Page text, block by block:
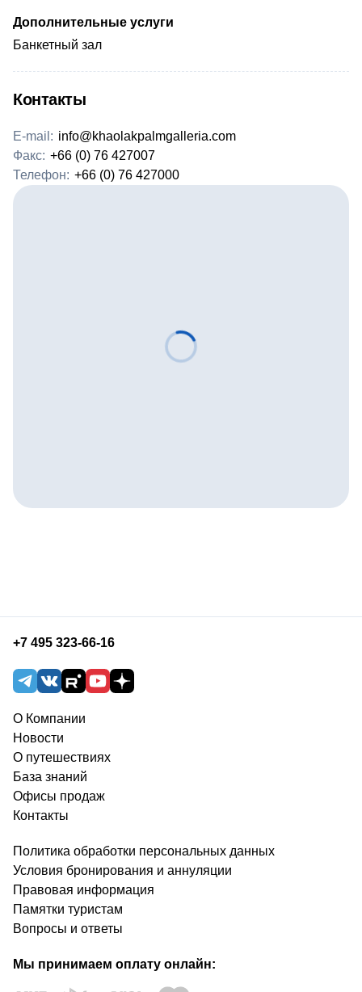
Дополнительные услуги
Банкетный зал
Контакты
E-mail: info@khaolakpalmgalleria.com
Факс: +66 (0) 76 427007
Телефон: +66 (0) 76 427000
+7 495 323-66-16
О Компании
Новости
О путешествиях
База знаний
Офисы продаж
Контакты
Политика обработки персональных данных
Условия бронирования и аннуляции
Правовая информация
Памятки туристам
Вопросы и ответы
Мы принимаем оплату онлайн: